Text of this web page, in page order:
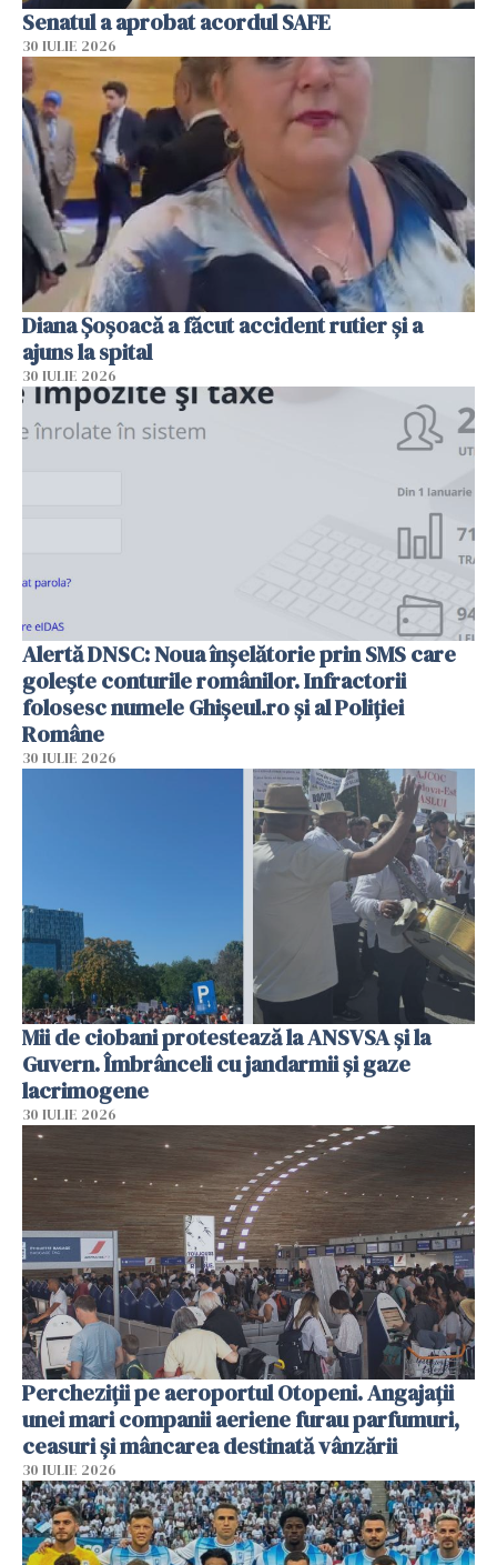
Senatul a aprobat acordul SAFE
30 IULIE 2026
Diana Șoșoacă a făcut accident rutier și a
ajuns la spital
30 IULIE 2026
Alertă DNSC: Noua înșelătorie prin SMS care
golește conturile românilor. Infractorii
folosesc numele Ghișeul.ro și al Poliției
Române
30 IULIE 2026
Mii de ciobani protestează la ANSVSA și la
Guvern. Îmbrânceli cu jandarmii și gaze
lacrimogene
30 IULIE 2026
Percheziții pe aeroportul Otopeni. Angajații
unei mari companii aeriene furau parfumuri,
ceasuri și mâncarea destinată vânzării
30 IULIE 2026